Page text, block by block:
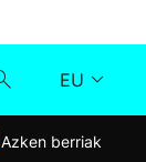
EU
Klisk
Azken berriak